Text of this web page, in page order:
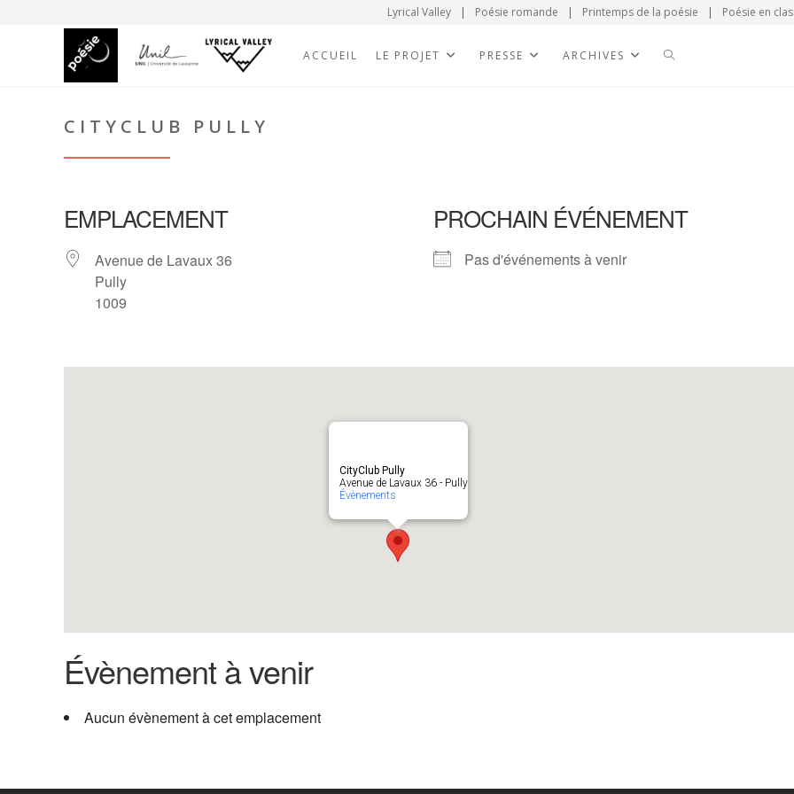
Lyrical Valley | Poésie romande | Printemps de la poésie | Poésie en
ACCUEIL LE PROJET PRESSE ARCHIVES
CITYCLUB PULLY
EMPLACEMENT
Avenue de Lavaux 36
Pully
1009
PROCHAIN ÉVÉNEMENT
Pas d'événements à venir
CityClub Pully
Avenue de Lavaux 36 - Pully
Évènements
Évènement à venir
Aucun évènement à cet emplacement